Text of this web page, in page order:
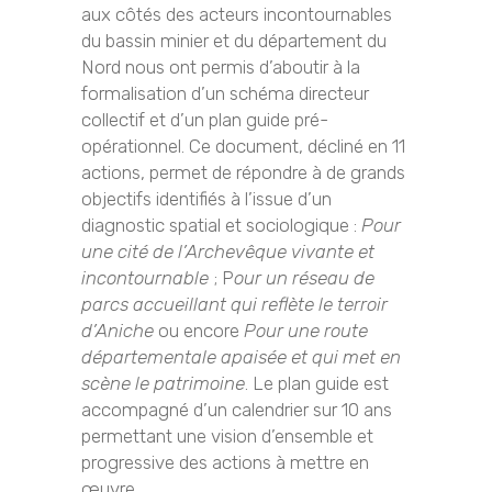
aux côtés des acteurs incontournables
du bassin minier et du département du
Nord nous ont permis d’aboutir à la
formalisation d’un schéma directeur
collectif et d’un plan guide pré-
opérationnel. Ce document, décliné en 11
actions, permet de répondre à de grands
objectifs identifiés à l’issue d’un
diagnostic spatial et sociologique : Pour
une cité de l’Archevêque vivante et
incontournable ; Pour un réseau de
parcs accueillant qui reflète le terroir
d’Aniche ou encore Pour une route
départementale apaisée et qui met en
scène le patrimoine. Le plan guide est
accompagné d’un calendrier sur 10 ans
permettant une vision d’ensemble et
progressive des actions à mettre en